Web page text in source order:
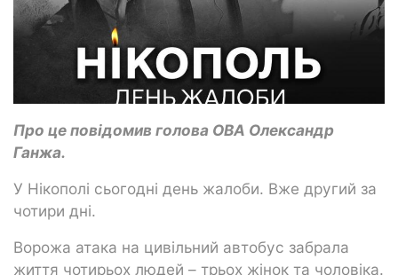
Про це повідомив голова ОВА Олександр
Ганжа.
У Нікополі сьогодні день жалоби. Вже другий за
чотири дні.
Ворожа атака на цивільний автобус забрала
життя чотирьох людей – трьох жінок та чоловіка.